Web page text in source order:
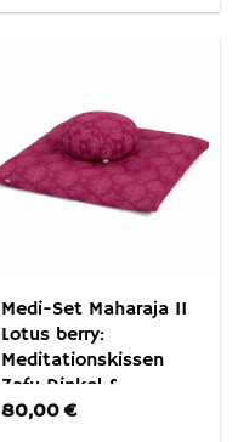
Medi-Set Maharaja II
Lotus berry:
Meditationskissen
Zafu Dinkel &
Meditationsmatte
80,00€